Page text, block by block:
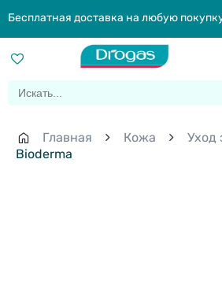
Бесплатная доставка на любую
Главная Кожа
Уход
Bioderma